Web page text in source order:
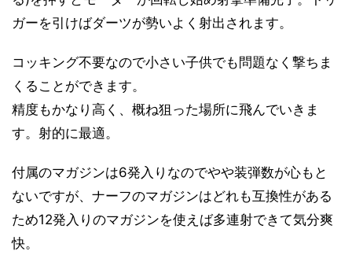
ガーを引けばダーツが勢いよく射出されます。
コッキング不要なので小さい子供でも問題なく撃ちま
くることができます。
精度もかなり高く、概ね狙った場所に飛んでいきま
す。射的に最適。
付属のマガジンは6発入りなのでやや装弾数が心もと
ないですが、ナーフのマガジンはどれも互換性がある
ため12発入りのマガジンを使えば多連射できて気分爽
快。